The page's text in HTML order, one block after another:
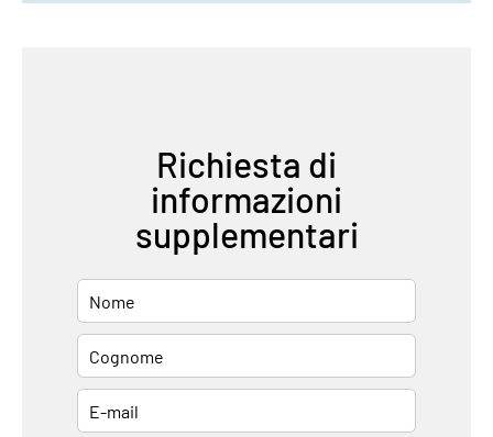
Richiesta di
informazioni
supplementari